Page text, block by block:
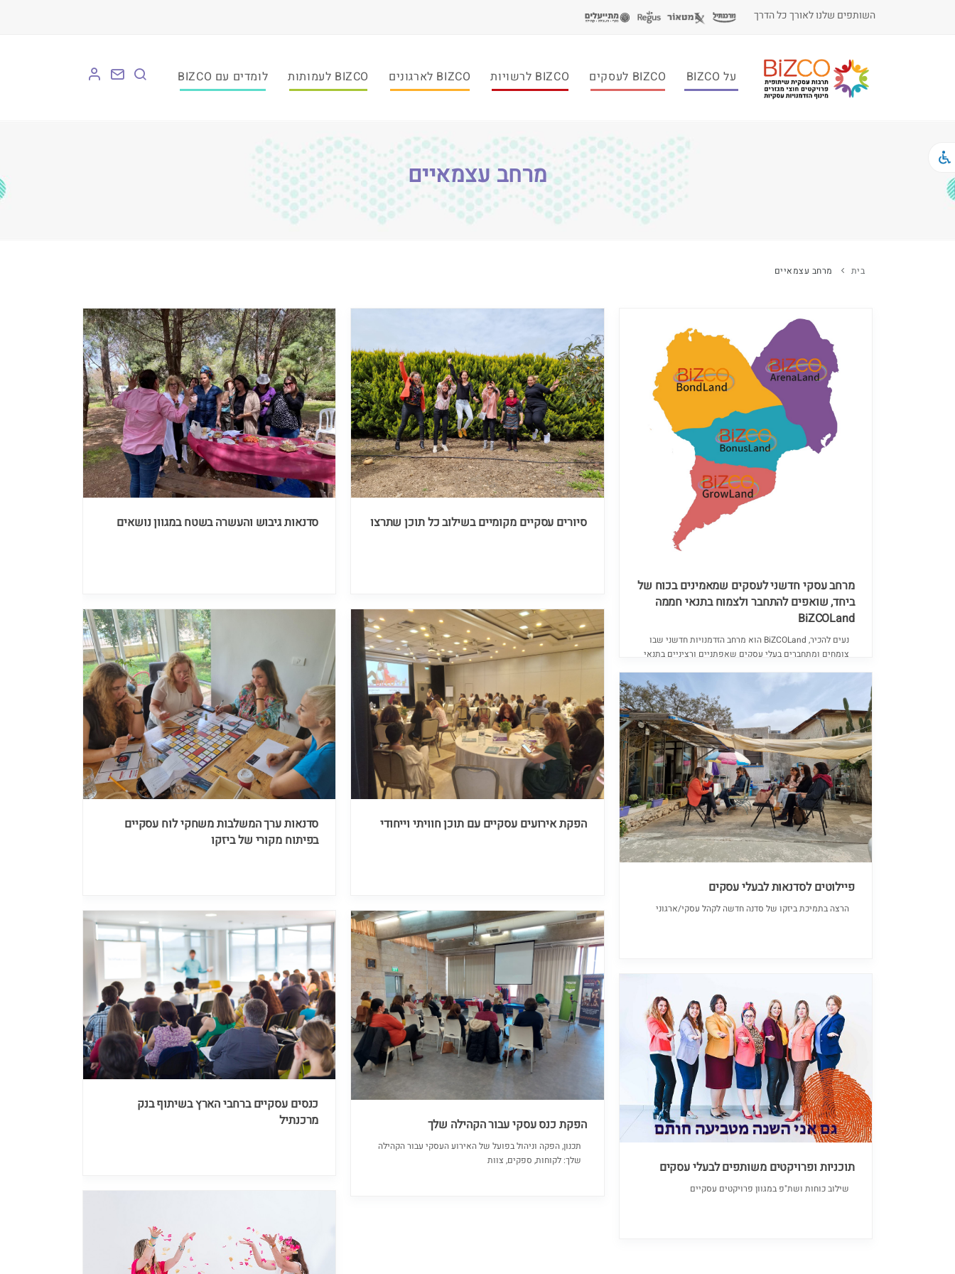
השותפים שלנו לאורך כל הדרך
על BIZCO BIZCO לעסקים BIZCO לרשויות BIZCO לארגונים BIZCO לעמותות לומדים עם BIZCO
מרחב עצמאיים
בית מרחב עצמאיים
מרחב עסקי חדשני לעסקים שמאמינים בכוח של
ביחד, שואפים להתחבר ולצמוח בתנאי חממה
BiZCOLand
נעים להכיר, BiZCOLand הוא מרחב הזדמנויות חדשני שבו
צומחים ומתחברים בעלי עסקים שאפתניים ורציניים בתנאי
ואופליין באמצעות 4 מרחבי התפתחות, המציעים מגוון
פלטפורמות המאפשרות לך לנוע קדימה, בהנאה וביוזמה.
סיורים עסקיים מקומיים בשילוב כל תוכן שתרצו סדנאות גיבוש והעשרה בשטח במגוון נושאים
הפקת אירועים עסקיים עם תוכן חוויתי וייחודי
סדנאות ערך המשלבות משחקי לוח עסקיים
בפיתוח מקורי של ביזקו
פיילוטים לסדנאות לבעלי עסקים
הרצה בתמיכת ביזקו של סדנה חדשה לקהל עסקי/ארגוני
הפקת כנס עסקי עבור הקהילה שלך
תכנון, הפקה וניהול בפועל של האירוע העסקי עבור הקהילה
שלך: לקוחות, ספקים, צוות
כנסים עסקיים ברחבי הארץ בשיתוף בנק
מרכנתיל
תוכניות ופרויקטים משותפים לבעלי עסקים
שילוב כוחות ושת"פ במגוון פרויקטים עסקיים